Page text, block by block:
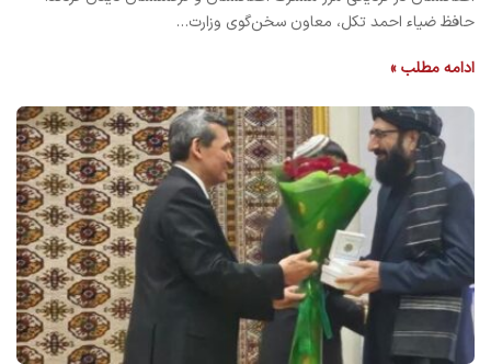
حافظ ضیاء احمد تکل، معاون سخن‌گوی وزارت…
ادامه مطلب »